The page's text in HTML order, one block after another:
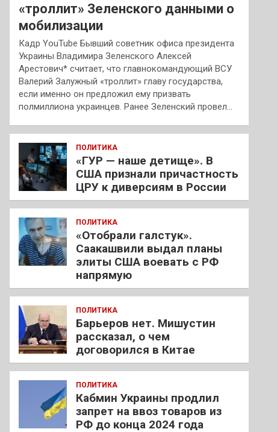
«троллит» Зеленского данными о
мобилизации
Кадр YouTube Бывший советник офиса президента
Украины Владимира Зеленского Алексей
Арестович* считает, что главнокомандующий ВСУ
Валерий Залужный «троллит» главу государства,
если именно он предложил ему призвать
полмиллиона украинцев. Ранее Зеленский провел…
ПОЛИТИКА
«ГУР — наше детище». В
США признали причастность
ЦРУ к диверсиям в России
ПОЛИТИКА
«Отобрали галстук».
Саакашвили выдал планы
элиты США воевать с РФ
напрямую
ПОЛИТИКА
Барьеров нет. Мишустин
рассказал, о чем
договорился в Китае
ПОЛИТИКА
Кабмин Украины продлил
запрет на ввоз товаров из
РФ до конца 2024 года